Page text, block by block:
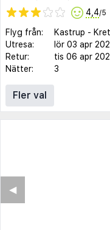
4,4/5
Flyg från: Kastrup -
Utresa:
lör 03 apr
Retur:
tis 06 apr
Nätter:
3
Fler val
◀︎